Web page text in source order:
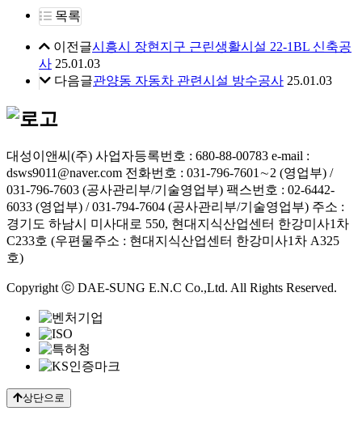
목록
이전글시흥시 장현지구 근린생활시설 22-1BL 신축공
사 25.01.03
다음글관양동 자동차 관련시설 방수공사 25.01.03
대성이앤씨(주) 사업자등록번호 : 680-88-00783 e-mail :
dsws9011@naver.com 전화번호 : 031-796-7601∼2 (영업부) /
031-796-7603 (공사관리부/기술영업부) 팩스번호 : 02-6442-
6033 (영업부) / 031-794-7604 (공사관리부/기술영업부) 주소 :
경기도 하남시 미사대로 550, 현대지식산업센터 한강미사1차
C233호 (우편물주소 : 현대지식산업센터 한강미사1차 A325
호)
Copyright ⓒ DAE-SUNG E.N.C Co.,Ltd. All Rights Reserved.
상단으로